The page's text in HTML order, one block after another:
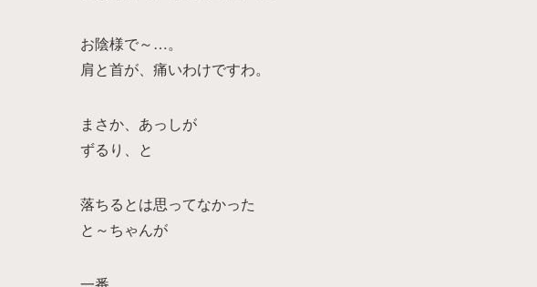
お陰様で～…。
肩と首が、痛いわけですわ。
まさか、あっしが
ずるり、と
落ちるとは思ってなかった
と～ちゃんが